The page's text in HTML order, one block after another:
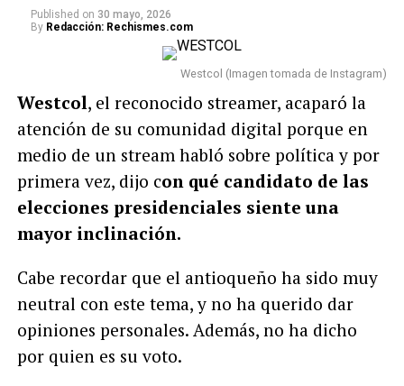
Published on 30 mayo, 2026
By Redacción: Rechismes.com
Westcol (Imagen tomada de Instagram)
Westcol, el reconocido streamer, acaparó la
atención de su comunidad digital porque en
medio de un stream habló sobre política y por
primera vez, dijo con qué candidato de las
elecciones presidenciales siente una
mayor inclinación.
Cabe recordar que el antioqueño ha sido muy
neutral con este tema, y no ha querido dar
opiniones personales. Además, no ha dicho
por quien es su voto.